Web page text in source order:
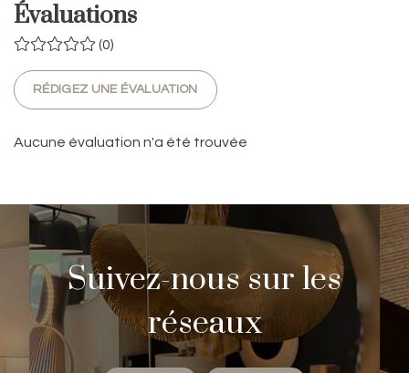
Évaluations
(0)
RÉDIGEZ UNE ÉVALUATION
Aucune évaluation n'a été trouvée
Suivez-nous sur les
réseaux